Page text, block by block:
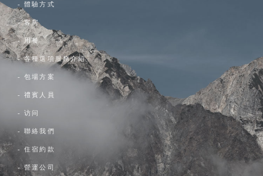
- 體驗方式
- 客房
- 用餐
- 各種選項服務介紹
- 包場方案
- 禮賓人員
- 访问
- 聯絡我們
- 住宿約款
- 營運公司